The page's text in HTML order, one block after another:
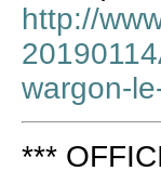
http://
wargon-
***